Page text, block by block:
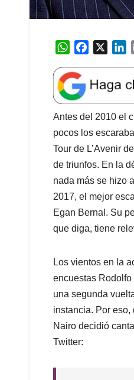
W
a
t
s
A
p
p
e
b
o
o
k
k
e
d
I
n
Antes del 2010 el
pocos los
Tour de L’Avenir
de triunfos. En la
nada más se hizo
2017, el mejor
Egan Bernal. Su
que diga, tiene
Los vientos en la
encuestas
una segunda
instancia. Por
Nairo decidió
Twitter: